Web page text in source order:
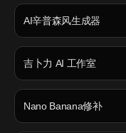
AI辛普森风生成器
吉卜力 AI 工作室
Nano Banana修补